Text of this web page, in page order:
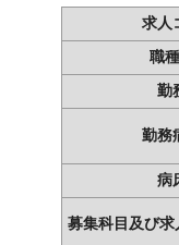
求人
職
勤
勤務
病
募集科目及び求